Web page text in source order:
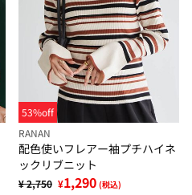
53%off
RANAN
配色使いフレアー袖プチハイネ
ックリブニット
¥ 2,750 ¥1,290 (税込)